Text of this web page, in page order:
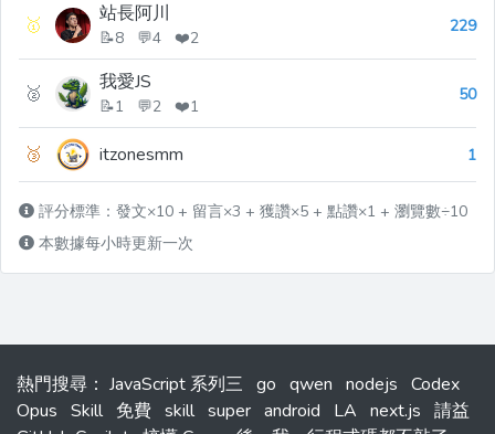
🥇 站長阿川
📝8 💬4 ❤️2
229
🥈 我愛JS
📝1 💬2 ❤️1
50
🥉 itzonesmm 1
評分標準：發文×10 + 留言×3 + 獲讚×5 + 點讚×1 + 瀏覽數÷10
本數據每小時更新一次
熱門搜尋 ： JavaScript 系列三 go qwen nodejs Codex
Opus Skill 免費 skill super android LA next.js 請益